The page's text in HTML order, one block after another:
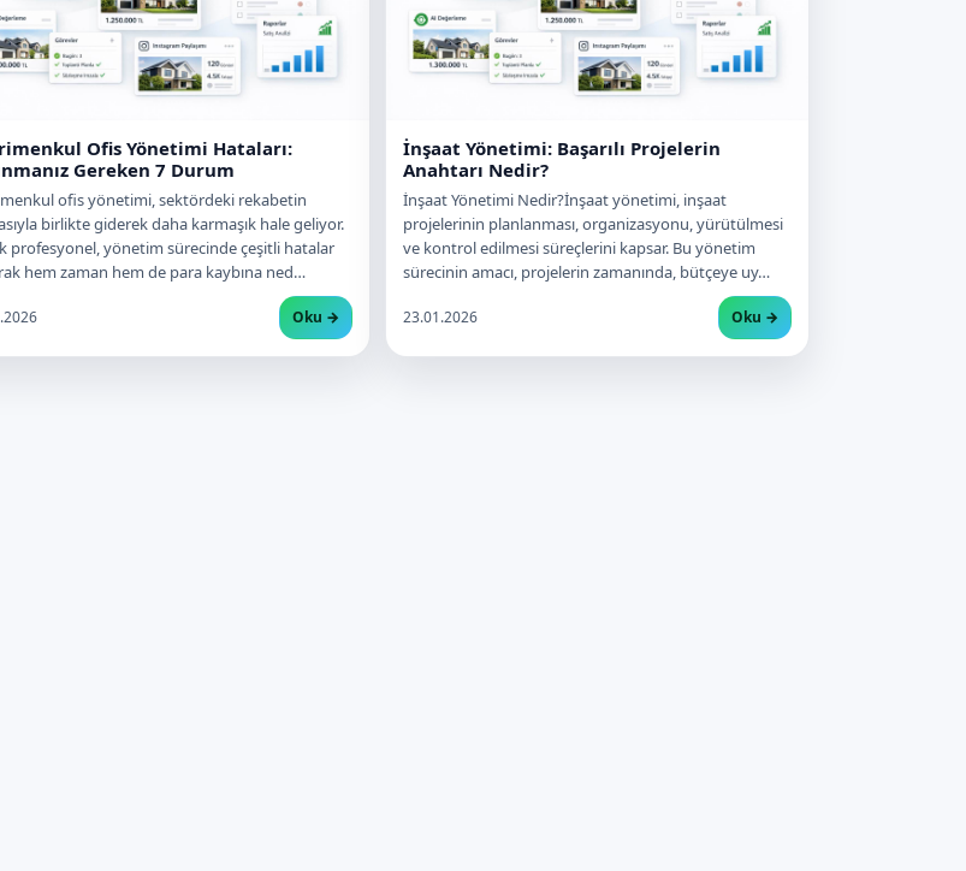
Ofis Yönetimi Hataları:
Gereken 7 Durum
ofis yönetimi, sektördeki rekabetin
birlikte giderek daha karmaşık hale geliyor.
profesyonel, yönetim sürecinde çeşitli hatalar
hem zaman hem de para kaybına ned…
Oku →
İnşaat Yönetimi: Başarılı Projelerin
Anahtarı Nedir?
İnşaat Yönetimi Nedir?İnşaat yönetimi, inşaat
projelerinin planlanması, organizasyonu, yürütülmesi
ve kontrol edilmesi süreçlerini kapsar. Bu yönetim
sürecinin amacı, projelerin zamanında, bütçeye uy…
23.01.2026 Oku →